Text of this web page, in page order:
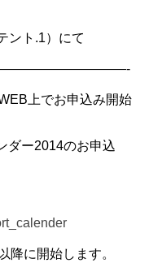
ト.1）にて
上でお申込み開始
ー2014のお申込
に開始します。